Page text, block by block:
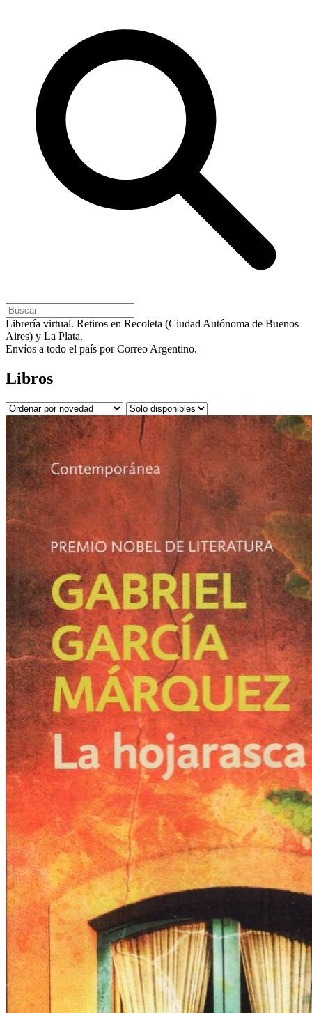
Librería virtual. Retiros en Recoleta (Ciudad Autónoma de Buenos
Aires) y La Plata.
Envíos a todo el país por Correo Argentino.
Libros